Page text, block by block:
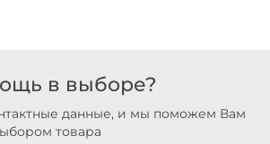
в выборе?
данные, и мы поможем Вам
товара